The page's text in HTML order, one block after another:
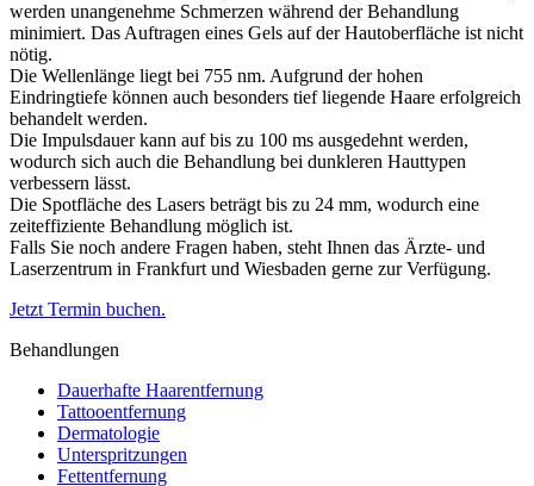
werden unangenehme Schmerzen während der Behandlung
minimiert. Das Auftragen eines Gels auf der Hautoberfläche ist nicht
nötig.
Die Wellenlänge liegt bei 755 nm. Aufgrund der hohen
Eindringtiefe können auch besonders tief liegende Haare erfolgreich
behandelt werden.
Die Impulsdauer kann auf bis zu 100 ms ausgedehnt werden,
wodurch sich auch die Behandlung bei dunkleren Hauttypen
verbessern lässt.
Die Spotfläche des Lasers beträgt bis zu 24 mm, wodurch eine
zeiteffiziente Behandlung möglich ist.
Falls Sie noch andere Fragen haben, steht Ihnen das Ärzte- und
Laserzentrum in Frankfurt und Wiesbaden gerne zur Verfügung.
Jetzt Termin buchen.
Behandlungen
Dauerhafte Haarentfernung
Tattooentfernung
Dermatologie
Unterspritzungen
Fettentfernung